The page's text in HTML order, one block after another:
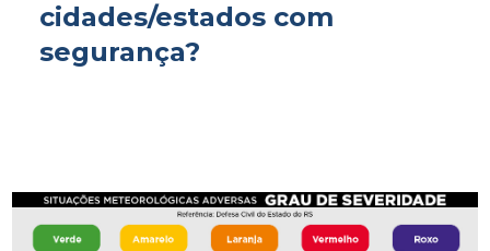
cidades/estados com
segurança?